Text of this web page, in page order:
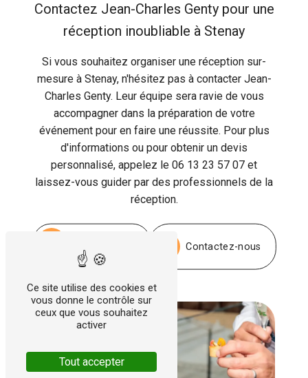
Contactez Jean-Charles Genty pour une
réception inoubliable à Stenay
Si vous souhaitez organiser une réception sur-
mesure à Stenay, n'hésitez pas à contacter Jean-
Charles Genty. Leur équipe sera ravie de vous
accompagner dans la préparation de votre
événement pour en faire une réussite. Pour plus
d'informations ou pour obtenir un devis
personnalisé, appelez le 06 13 23 57 07 et
laissez-vous guider par des professionnels de la
réception.
Contactez-nous
Ce site utilise des cookies et
vous donne le contrôle sur
ceux que vous souhaitez
activer
Tout accepter